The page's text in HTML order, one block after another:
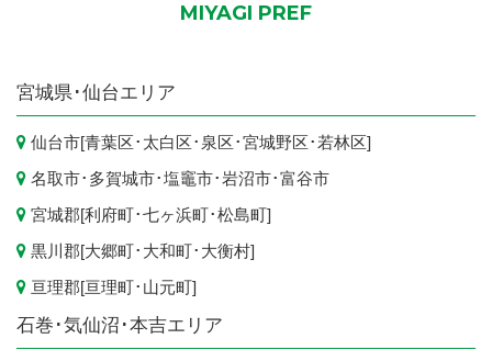
MIYAGI PREF
宮城県 ･仙台エリア
仙台市[青葉区･ 太白区･ 泉区･宮城野区･ 若林区]
名取市･ 多賀城市･塩竈市･岩沼市･富谷市
宮城郡[利府町･七ヶ浜町･松島町]
黒川郡[大郷町･ 大和町･ 大衡村]
亘理郡[亘理町･ 山元町]
石巻･気仙沼･本吉エリア